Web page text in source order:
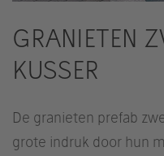
GRANIETEN
KUSSER
De granieten prefab
grote indruk door hun